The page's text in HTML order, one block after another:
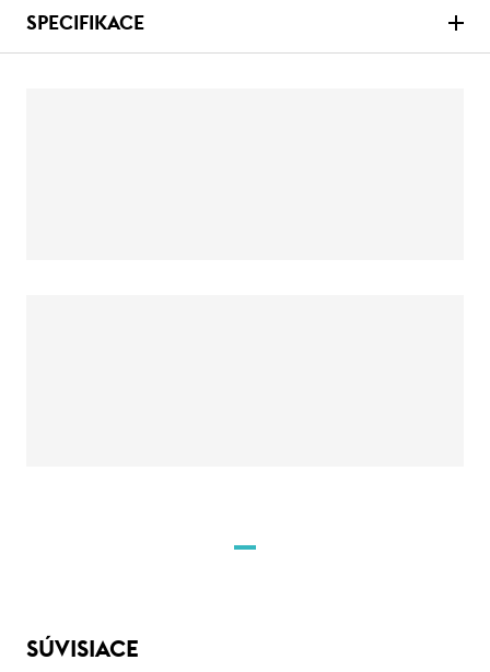
SPECIFIKACE
SÚVISIACE